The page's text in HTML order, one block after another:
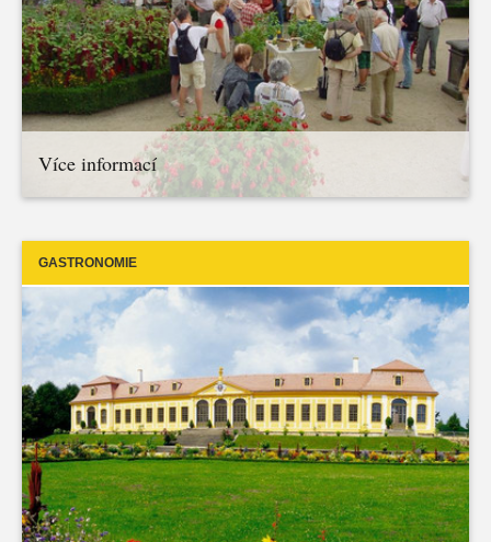
Více informací
GASTRONOMIE